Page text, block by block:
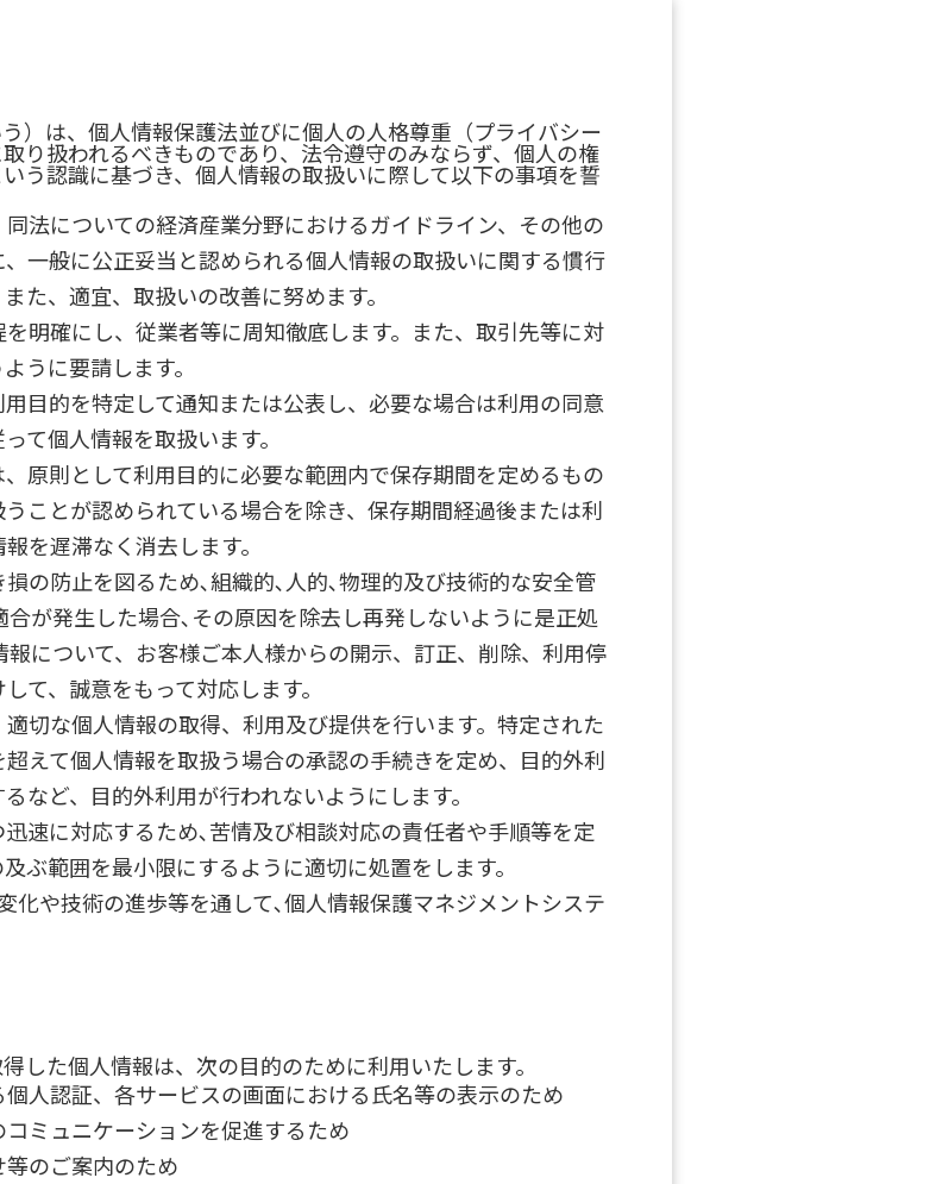
）は、個人情報保護法並びに個人の人格尊重（プライバシー
り扱われるべきものであり、法令遵守のみならず、個人の権
う認識に基づき、個人情報の取扱いに際して以下の事項を誓
法についての経済産業分野におけるガイドライン、その他の
一般に公正妥当と認められる個人情報の取扱いに関する慣行
た、適宜、取扱いの改善に努めます。
明確にし、従業者等に周知徹底します。また、取引先等に対
うに要請します。
目的を特定して通知または公表し、必要な場合は利用の同意
て個人情報を取扱います。
原則として利用目的に必要な範囲内で保存期間を定めるもの
ことが認められている場合を除き、保存期間経過後または利
を遅滞なく消去します。
の防止を図るため､組織的､人的､物理的及び技術的な安全管
が発生した場合､その原因を除去し再発しないように是正処
について、お客様ご本人様からの開示、訂正、削除、利用停
て、誠意をもって対応します。
切な個人情報の取得、利用及び提供を行います。特定された
えて個人情報を取扱う場合の承認の手続きを定め、目的外利
など、目的外利用が行われないようにします。
速に対応するため､苦情及び相談対応の責任者や手順等を定
ぶ範囲を最小限にするように適切に処置をします。
化や技術の進歩等を通して､個人情報保護マネジメントシステ
した個人情報は、次の目的のために利用いたします。
人認証、各サービスの画面における氏名等の表示のため
ミュニケーションを促進するため
のご案内のため